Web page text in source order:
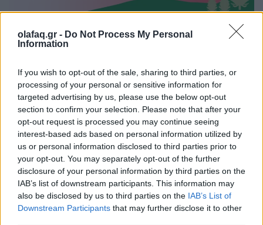
olafaq.gr - Do Not Process My Personal
Information
If you wish to opt-out of the sale, sharing to third parties, or
processing of your personal or sensitive information for
targeted advertising by us, please use the below opt-out
section to confirm your selection. Please note that after your
opt-out request is processed you may continue seeing
interest-based ads based on personal information utilized by
us or personal information disclosed to third parties prior to
your opt-out. You may separately opt-out of the further
disclosure of your personal information by third parties on the
IAB’s list of downstream participants. This information may
also be disclosed by us to third parties on the IAB’s List of
Downstream Participants that may further disclose it to other